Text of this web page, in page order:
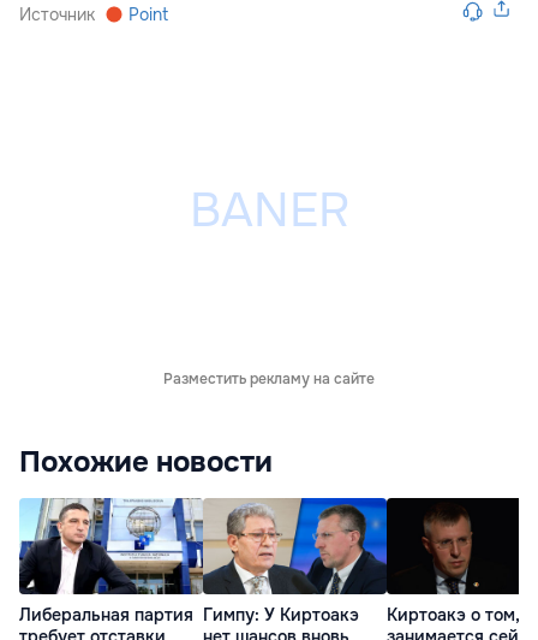
Источник Point
Разместить рекламу на сайте
Похожие новости
Либеральная партия Гимпу: У Киртоакэ
Киртоакэ о том,